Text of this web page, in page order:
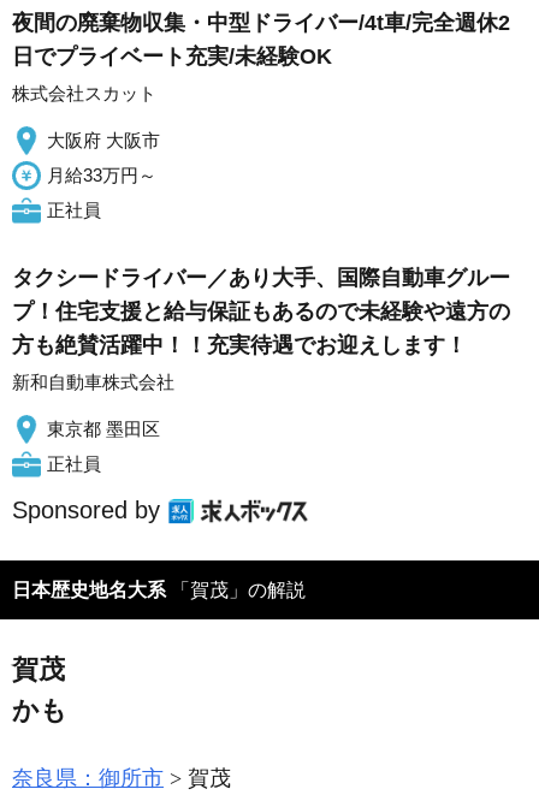
夜間の廃棄物収集・中型ドライバー/4t車/完全週休2
日でプライベート充実/未経験OK
株式会社スカット
大阪府 大阪市
月給33万円～
正社員
タクシードライバー／あり大手、国際自動車グルー
プ！住宅支援と給与保証もあるので未経験や遠方の
方も絶賛活躍中！！充実待遇でお迎えします！
新和自動車株式会社
東京都 墨田区
正社員
Sponsored by
日本歴史地名大系 「賀茂」の解説
賀茂
かも
奈良県：御所市 賀茂